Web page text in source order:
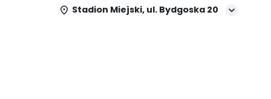
Stadion Miejski, ul. Bydgoska 20